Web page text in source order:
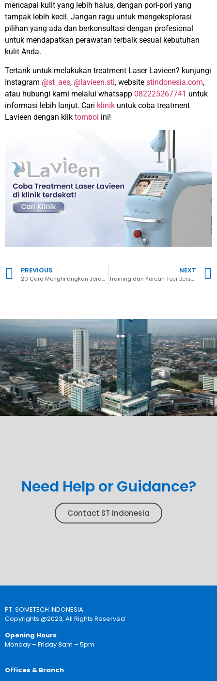
mencapai kulit yang lebih halus, dengan pori-pori yang
tampak lebih kecil. Jangan ragu untuk mengeksplorasi
pilihan yang ada dan berkonsultasi dengan profesional
untuk mendapatkan perawatan terbaik sesuai kebutuhan
kulit Anda.
Tertarik untuk melakukan treatment Laser Lavieen? kunjungi
Instagram @st_aes, @lavieen.sti, website stindonesia.com,
atau hubungi kami melalui whatsapp 082225267741 untuk
informasi lebih lanjut. Cari klinik untuk coba treatment
Lavieen dengan klik tombol ini!
PREVIOUS
20 Cara Menghilangkan Jerawat Paling Ampuh dan Efektif
NEXT
Training dan Korean Tour Bersama STI
Need Help or Guidance?
Contact ST Indonesia
PT. SOMETECH INDONESIA
Copyrights @2023, All Rights Reserved
Opening Hours:
Monday – Friday 8am – 5pm
Offices & Branch :